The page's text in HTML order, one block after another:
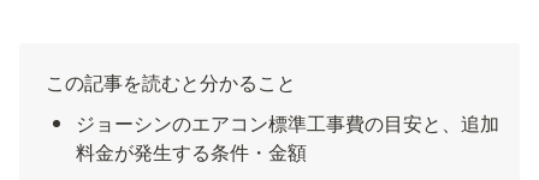
この記事を読むと分かること
ジョーシンのエアコン標準工事費の目安と、追加
料金が発生する条件・金額